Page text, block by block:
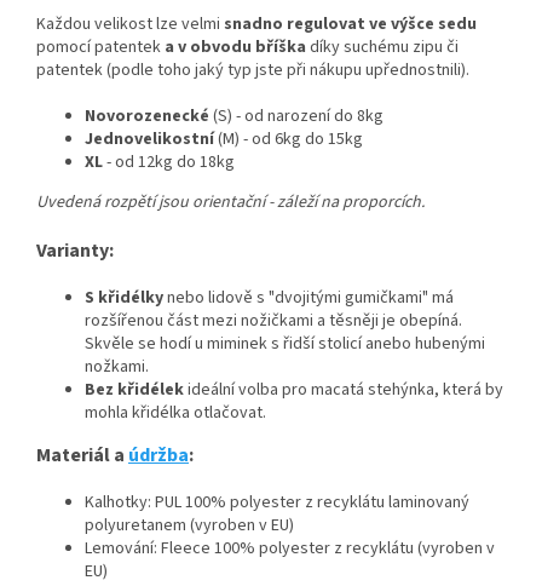
Každou velikost lze velmi snadno regulovat ve výšce sedu
pomocí patentek a v obvodu bříška díky suchému zipu či
patentek (podle toho jaký typ jste při nákupu upřednostnili).
Novorozenecké (S) - od narození do 8kg
Jednovelikostní(M) - od 6kg do 15kg
XL- od 12kg do 18kg
Uvedená rozpětí jsou orientační - záleží na proporcích.
Varianty:
S křidélkynebo lidově s "dvojitými gumičkami" má
rozšířenou část mezi nožičkami a těsněji je obepíná.
Skvěle se hodí u miminek s řidší stolicí anebo hubenými
nožkami.
Bez křidélekideální volba pro macatá stehýnka, která by
mohla křidélka otlačovat.
Materiál a údržba:
Kalhotky: PUL 100% polyester z recyklátu laminovaný
polyuretanem (vyroben v EU)
Lemování: Fleece 100% polyester z recyklátu (vyroben v
EU)